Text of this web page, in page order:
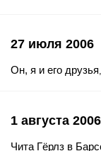
27 июля 2006
Он, я и его друзья
1 августа 2006
Чита Гёрлз в